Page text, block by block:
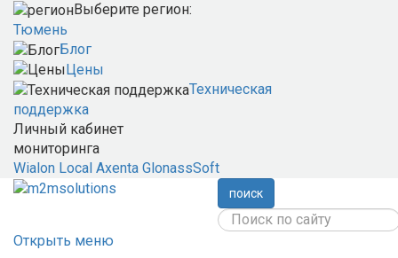
Выберите регион:
Тюмень
Блог
Цены
Техническая
поддержка
Личный кабинет
мониторинга
Wialon Local Axenta GlonassSoft
поиск
Открыть меню